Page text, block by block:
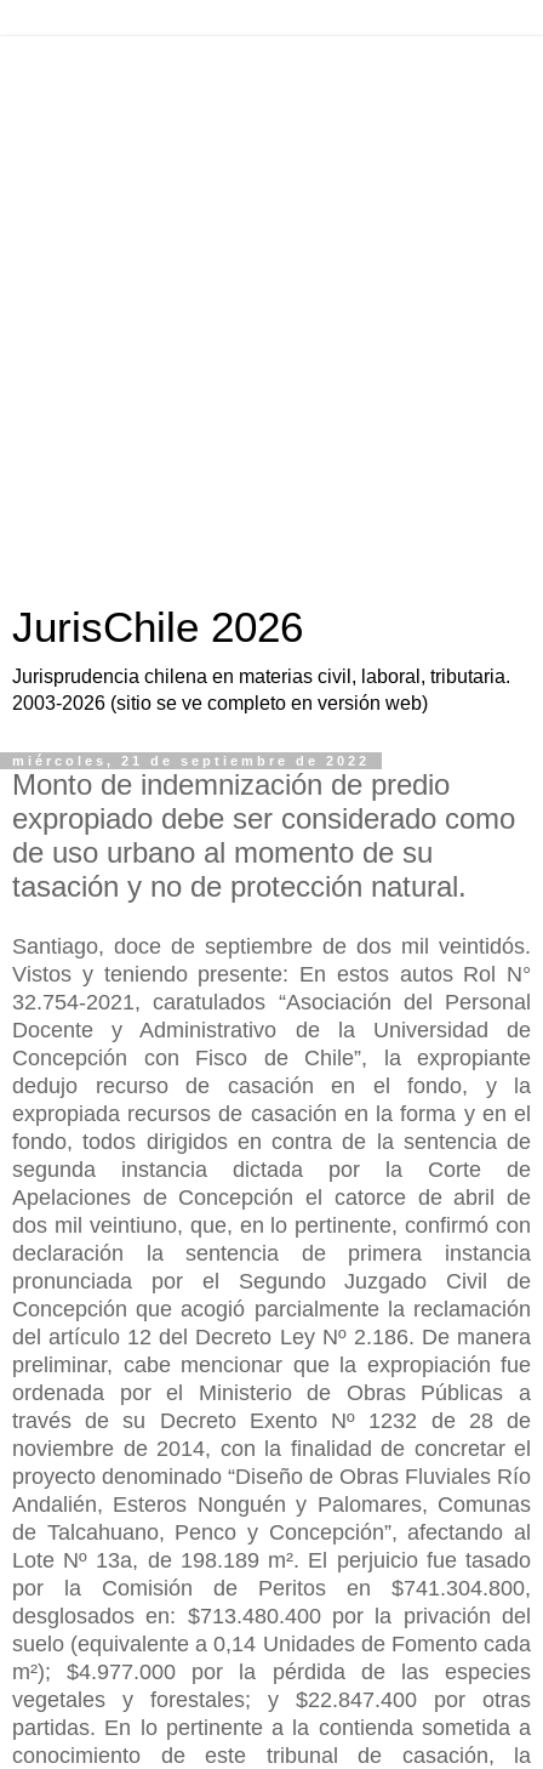
JurisChile 2026
Jurisprudencia chilena en materias civil, laboral, tributaria.
2003-2026 (sitio se ve completo en versión web)
miércoles, 21 de septiembre de 2022
Monto de indemnización de predio
expropiado debe ser considerado como
de uso urbano al momento de su
tasación y no de protección natural.
Santiago, doce de septiembre de dos mil veintidós.
Vistos y teniendo presente: En estos autos Rol N°
32.754-2021, caratulados “Asociación del Personal
Docente y Administrativo de la Universidad de
Concepción con Fisco de Chile”, la expropiante
dedujo recurso de casación en el fondo, y la
expropiada recursos de casación en la forma y en el
fondo, todos dirigidos en contra de la sentencia de
segunda instancia dictada por la Corte de
Apelaciones de Concepción el catorce de abril de
dos mil veintiuno, que, en lo pertinente, confirmó con
declaración la sentencia de primera instancia
pronunciada por el Segundo Juzgado Civil de
Concepción que acogió parcialmente la reclamación
del artículo 12 del Decreto Ley Nº 2.186. De manera
preliminar, cabe mencionar que la expropiación fue
ordenada por el Ministerio de Obras Públicas a
través de su Decreto Exento Nº 1232 de 28 de
noviembre de 2014, con la finalidad de concretar el
proyecto denominado “Diseño de Obras Fluviales Río
Andalién, Esteros Nonguén y Palomares, Comunas
de Talcahuano, Penco y Concepción”, afectando al
Lote Nº 13a, de 198.189 m². El perjuicio fue tasado
por la Comisión de Peritos en $741.304.800,
desglosados en: $713.480.400 por la privación del
suelo (equivalente a 0,14 Unidades de Fomento cada
m²); $4.977.000 por la pérdida de las especies
vegetales y forestales; y $22.847.400 por otras
partidas. En lo pertinente a la contienda sometida a
conocimiento de este tribunal de casación, la